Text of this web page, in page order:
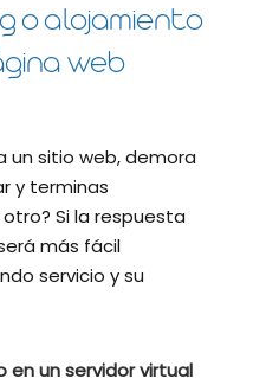
o alojamiento
web
un sitio web, demora
y terminas
Si la respuesta
más fácil
servicio y su
en un servidor virtual